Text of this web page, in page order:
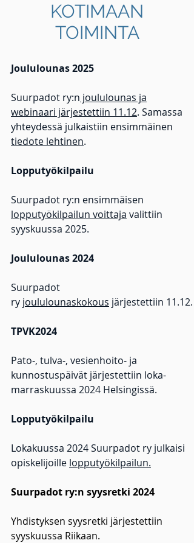
KOTIMAAN
TOIMINTA
Joululounas 2025
Suurpadot ry:n joululounas ja
webinaari järjestettiin 11.12. Samassa
yhteydessä julkaistiin ensimmäinen
tiedote lehtinen.
Lopputyökilpailu
Suurpadot ry:n ensimmäisen
lopputyökilpailun voittaja valittiin
syyskuussa 2025.
Joululounas 2024
Suurpadot
ry joululounaskokous järjestettiin 11.12.
TPVK2024
Pato-, tulva-, vesienhoito- ja
kunnostuspäivät järjestettiin loka-
marraskuussa 2024 Helsingissä.
Lopputyökilpailu
Lokakuussa 2024 Suurpadot ry julkaisi
opiskelijoille lopputyökilpailun.
Suurpadot ry:n syysretki 2024
Yhdistyksen syysretki järjestettiin
syyskuussa Riikaan.